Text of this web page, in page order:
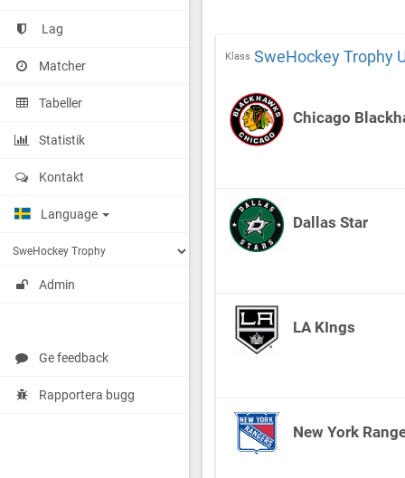
Lag
Matcher
Tabeller
Statistik
Kontakt
Language
Admin
Ge feedback
Rapportera bugg
Klass SweHockey Trophy
Chicago
Dallas Star
LA KIngs
New York